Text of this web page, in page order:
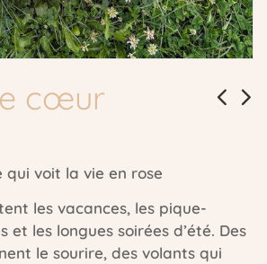
cœur
qui voit la vie en rose
les vacances, les pique-
et les longues soirées d’été. Des
le sourire, des volants qui